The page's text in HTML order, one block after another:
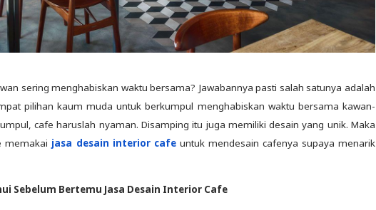
sering menghabiskan waktu bersama? Jawabannya pasti salah satunya adalah
pilihan kaum muda untuk berkumpul menghabiskan waktu bersama kawan-
cafe haruslah nyaman. Disamping itu juga memiliki desain yang unik. Maka
memakai jasa desain interior cafeuntuk mendesain cafenya supaya menarik
Sebelum Bertemu Jasa Desain Interior Cafe